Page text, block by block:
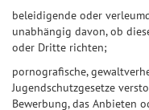
beleidigende oder
unabhängig davon, ob
oder Dritte richten;
pornografische,
Jugendschutzgesetze
Bewerbung, das Anbieten